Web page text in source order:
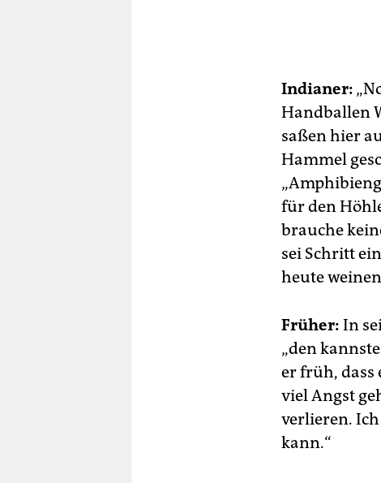
Indianer:
Handballen
saßen hier
Hammel
für den
brauche
sei Schritt
heute
Früher: In
„den
er früh, dass
viel Angst
verlieren.
kann.“